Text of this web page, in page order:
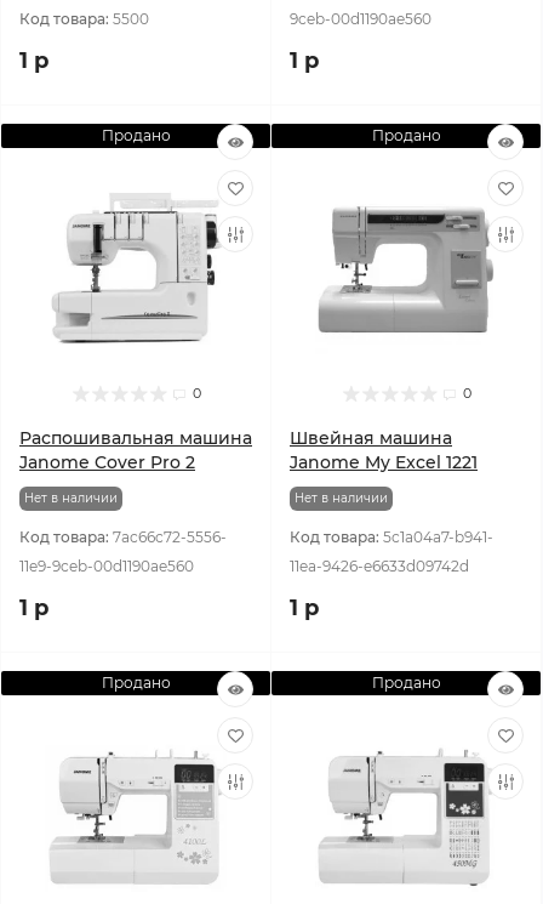
Код товара: 5500
1 р
9ceb-00d1190ae560
1 р
Продано
0
Распошивальная машина
Janome Cover Pro 2
Нет в наличии
Код товара: 7ac66c72-5556-
11e9-9ceb-00d1190ae560
1 р
Продано
0
Швейная машина
Janome My Excel 1221
Нет в наличии
Код товара: 5c1a04a7-b941-
11ea-9426-e6633d09742d
1 р
Продано Продано